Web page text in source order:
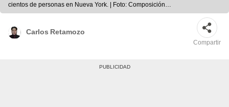
cientos de personas en Nueva York. | Foto: Composición
LR/ANDINA/GoFundMe
Carlos Retamozo
Compartir